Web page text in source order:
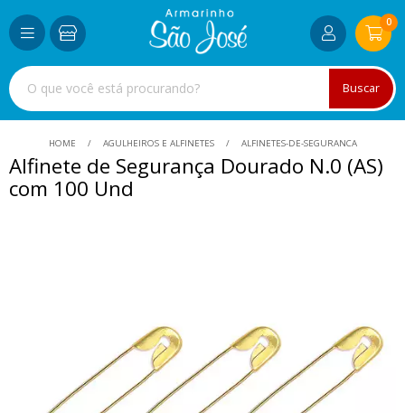
Buscar
0
HOME AGULHEIROS E ALFINETES ALFINETES-DE-SEGURANCA
Alfinete de Segurança Dourado N.0 (AS)
com 100 Und